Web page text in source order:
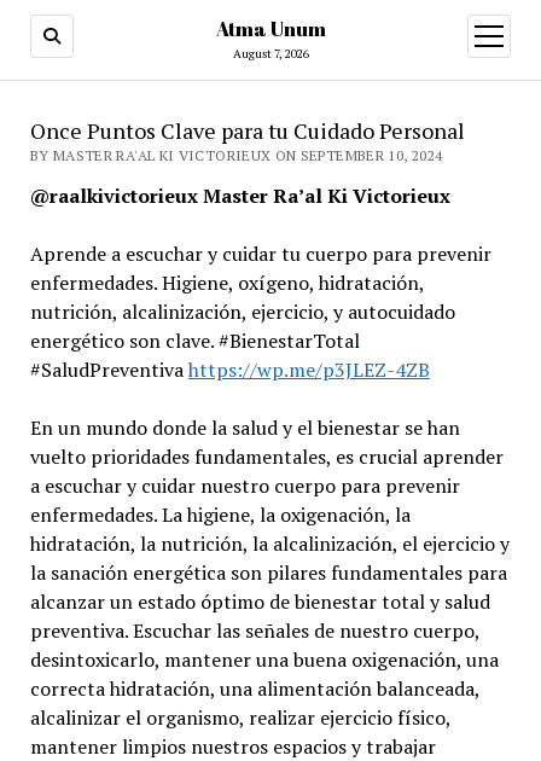
Atma Unum
August 7, 2026
open
menu
Once Puntos Clave para tu Cuidado Personal
BY MASTER RA'AL KI VICTORIEUX ON SEPTEMBER 10, 2024
@raalkivictorieux Master Ra’al Ki Victorieux
Aprende a escuchar y cuidar tu cuerpo para prevenir
enfermedades. Higiene, oxígeno, hidratación,
nutrición, alcalinización, ejercicio, y autocuidado
energético son clave. #BienestarTotal
#SaludPreventivahttps://wp.me/p3JLEZ-4ZB
En un mundo donde la salud y el bienestar se han
vuelto prioridades fundamentales, es crucial aprender
a escuchar y cuidar nuestro cuerpo para prevenir
enfermedades. La higiene, la oxigenación, la
hidratación, la nutrición, la alcalinización, el ejercicio y
la sanación energética son pilares fundamentales para
alcanzar un estado óptimo de bienestar total y salud
preventiva. Escuchar las señales de nuestro cuerpo,
desintoxicarlo, mantener una buena oxigenación, una
correcta hidratación, una alimentación balanceada,
alcalinizar el organismo, realizar ejercicio físico,
mantener limpios nuestros espacios y trabajar